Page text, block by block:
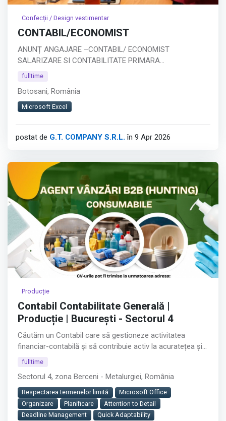
Confecții / Design vestimentar
CONTABIL/ECONOMIST
ANUNȚ ANGAJARE –CONTABIL/ ECONOMIST
SALARIZARE SI CONTABILITATE PRIMARA
Companie: SC GT COMPANY SRL BOTOSANI
Descrierea postului:
Căutăm un economist specializat în salarizare,
calcul salarial.
Responsabilități principale:
Întocmirea statelor de plată și a declarației D112
Calcularea și evidența tichetelor de masă
Afișează tot
fulltime
Botosani, România
Microsoft Excel
postat de G.T. COMPANY S.R.L. în 9 Apr 2026
Producție
Contabil Contabilitate Generală |
Producție | București - Sectorul 4
Căutăm un Contabil care să gestioneze activitatea
financiar-contabilă și să contribuie activ la acuratețea și
buna funcționare a proceselor interne.
Rolul jobului:
Vei asigura evidența contabilă corectă și completă a
companiei, contribuind la acuratețea raportărilor
fulltime
Sectorul 4, zona Berceni - Metalurgiei, România
Respectarea termenelor limită
Microsoft Office
Organizare
Planificare
Attention to Detail
Deadline Management
Quick Adaptability